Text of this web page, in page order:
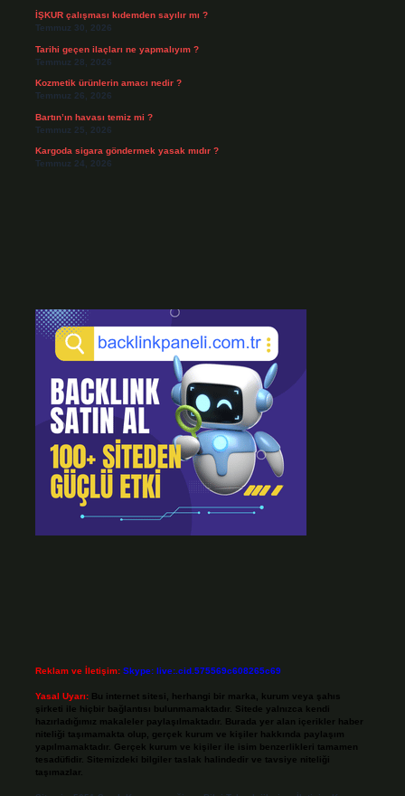
İŞKUR çalışması kıdemden sayılır mı ?
Temmuz 30, 2026
Tarihi geçen ilaçları ne yapmalıyım ?
Temmuz 28, 2026
Kozmetik ürünlerin amacı nedir ?
Temmuz 26, 2026
Bartın’ın havası temiz mi ?
Temmuz 25, 2026
Kargoda sigara göndermek yasak mıdır ?
Temmuz 24, 2026
Reklam ve İletişim: Skype: live:.cid.575569c608265c69
Yasal Uyarı: Bu internet sitesi, herhangi bir marka, kurum veya şahıs
şirketi ile hiçbir bağlantısı bulunmamaktadır. Sitede yalnızca kendi
hazırladığımız makaleler paylaşılmaktadır. Burada yer alan içerikler haber
niteliği taşımamakta olup, gerçek kurum ve kişiler hakkında paylaşım
yapılmamaktadır. Gerçek kurum ve kişiler ile isim benzerlikleri tamamen
tesadüfidir. Sitemizdeki bilgiler taslak halindedir ve tavsiye niteliği
taşımazlar.